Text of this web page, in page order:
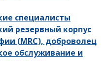
специалисты
резервный корпус
(MRC), доброволец
обслуживание и